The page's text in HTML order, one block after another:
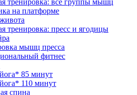
тренировка: все группы мышц
на платформе
тренировка: пресс и ягодицы
мышц пресса
фитнес
85 минут
110 минут
спина